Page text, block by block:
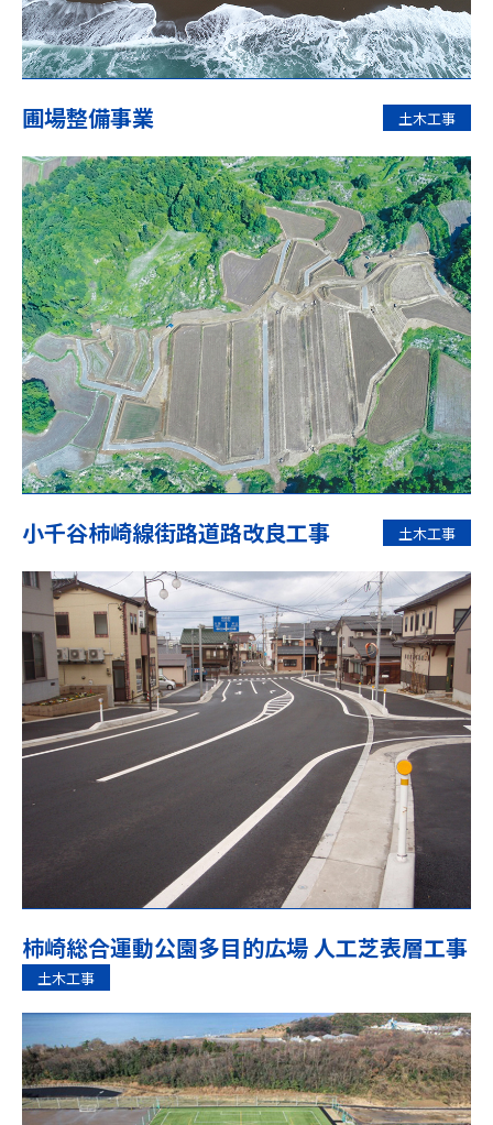
圃場整備事業 土木工事
小千谷柿崎線街路道路改良工事 土木工事
柿崎総合運動公園多目的広場 人工芝表層工事
土木工事